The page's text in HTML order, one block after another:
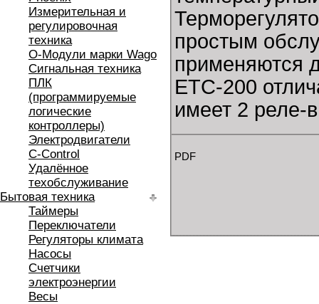
Измерительная и
регулировочная
техника
O-Модули марки Wago
Сигнальная техника
ПЛК
(программируемые
логические
контроллеры)
Электродвигатели
C-Control
Удалённое
техобслуживание
Бытовая техника
Таймеры
Переключатели
Регуляторы климата
Насосы
Счетчики
электроэнергии
Весы
простым
применяются
ETC-200
имеет 2 реле-
PDF